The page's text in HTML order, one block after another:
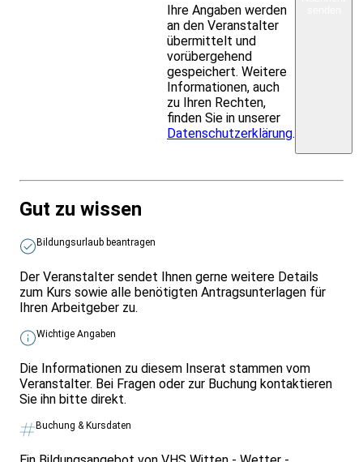
Ihre Angaben werden
an den Veranstalter
übermittelt und
vorübergehend
gespeichert. Weitere
Informationen, auch
zu Ihren Rechten,
finden Sie in unserer
Datenschutzerklärung.
Gut zu wissen
Bildungsurlaub beantragen
Der Veranstalter sendet Ihnen gerne weitere Details
zum Kurs sowie alle benötigten Antragsunterlagen für
Ihren Arbeitgeber zu.
Wichtige Angaben
Die Informationen zu diesem Inserat stammen vom
Veranstalter. Bei Fragen oder zur Buchung kontaktieren
Sie ihn bitte direkt.
Buchung & Kursdaten